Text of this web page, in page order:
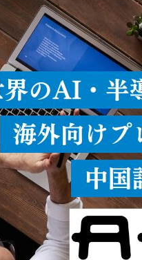
のデバイス
離まで届く